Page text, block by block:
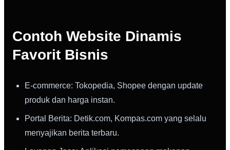
Contoh Website Dinamis
Favorit Bisnis
E-commerce: Tokopedia, Shopee dengan update
produk dan harga instan.
Portal Berita: Detik.com, Kompas.com yang selalu
menyajikan berita terbaru.